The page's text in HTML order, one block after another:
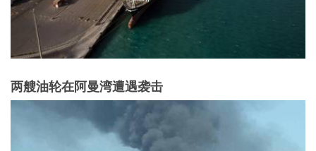
两艘油轮在阿曼湾遭遇袭击